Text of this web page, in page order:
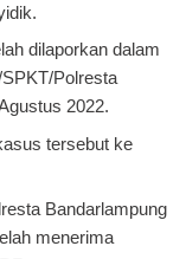
dilaporkan dalam
Polresta
2022.
tersebut ke
Bandarlampung
menerima